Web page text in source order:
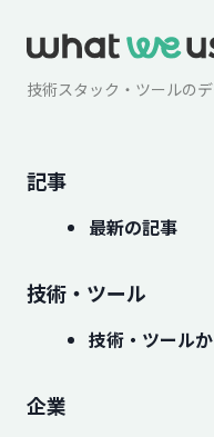
技術スタック・ツールの
記事
最新の記事
技術・ツール
技術・ツール
企業